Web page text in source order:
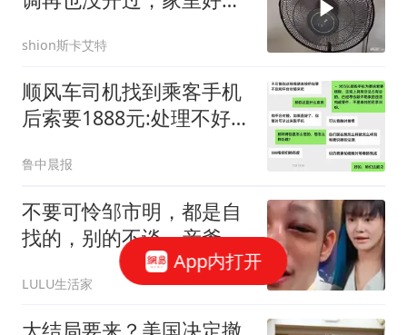
shion斯卡艾特
顺风车司机找到乘客手机
后索要1888元:处理不好就
鲁中晨报
不要可怜邹市明，都是自
找的，别的不谈，亲爹妈
扔乡下，岳母娘住豪宅，
这种事一般人干不出来
LULU生活家
大结局要来？美国决定撤
App内打开